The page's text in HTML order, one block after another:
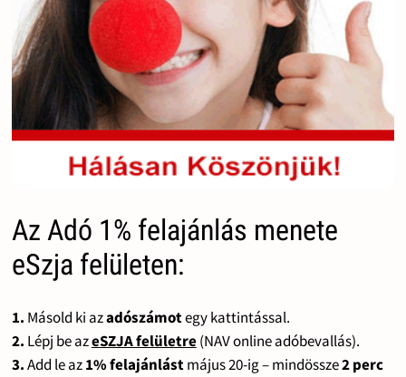
Az Adó 1% felajánlás menete
eSzja felületen:
1. Másold ki azadószámotegy kattintással.
2. Lépj be azeSZJA felületre(NAV online adóbevallás).
3.Add le az1% felajánlástmájus 20-ig – mindössze2 perc